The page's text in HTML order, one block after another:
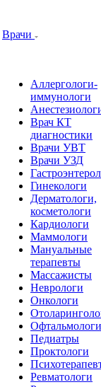
Врачи
Аллергологи-
иммунологи
Врач КТ
диагностики
Врачи УВТ
Врачи УЗД
Гинекологи
Дерматологи,
косметологи
Кардиологи
Маммологи
Мануальные
терапевты
Массажисты
Неврологи
Онкологи
Офтальмологи
Педиатры
Проктологи
Ревматологи